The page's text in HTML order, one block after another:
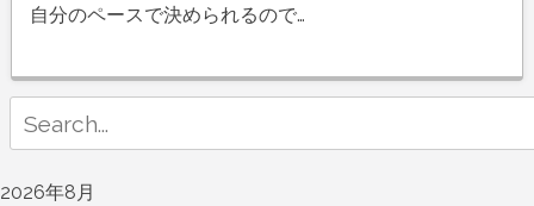
自分のペースで決められるので…
for:
2026年8月